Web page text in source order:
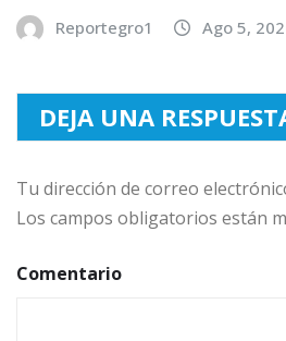
Reportegro1 Ago 5,
DEJA UNA
Tu dirección de correo
Los campos obligatorios están
Comentario